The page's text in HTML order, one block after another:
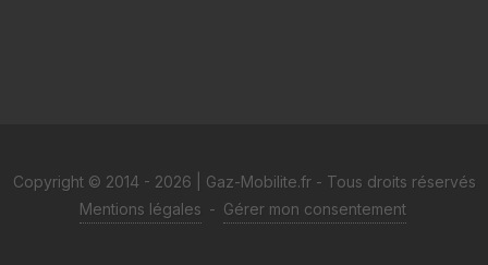
Copyright © 2014 - 2026 | Gaz-Mobilite.fr - Tous droits réservés
Mentions légales - Gérer mon consentement